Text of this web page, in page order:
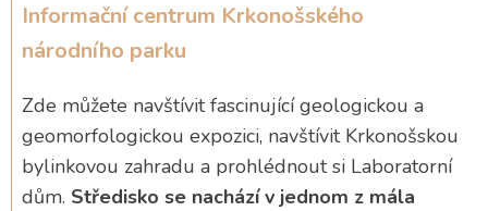
Informační centrum Krkonošského
národního parku
Zde můžete navštívit fascinující geologickou a
geomorfologickou expozici, navštívit Krkonošskou
bylinkovou zahradu a prohlédnout si Laboratorní
dům. Středisko se nachází v jednom z mála